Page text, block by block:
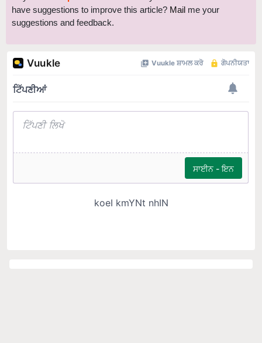
have suggestions to improve this article? Mail me your
suggestions and feedback.